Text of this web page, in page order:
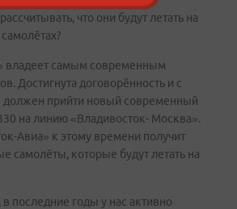
что они будут летать на
владеет самым современным
Достигнута договорённость и с
должен прийти новый современный
на линию «Владивосток- Москва».
Авиа» к этому времени получит
самолёты, которые будут летать на
последние годы у нас активно